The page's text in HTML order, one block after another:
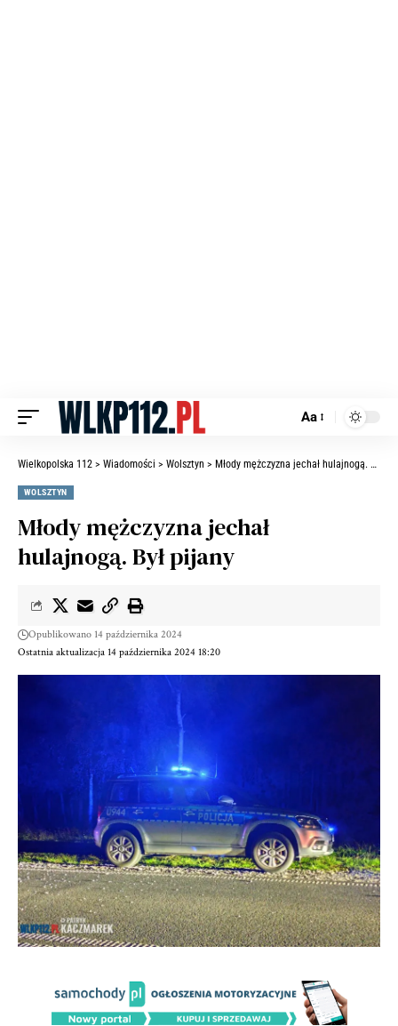
Aa
Wielkopolska 112 > Wiadomości > Wolsztyn > Młody mężczyzna jechał hulajnogą. Był pijany
WOLSZTYN
Młody mężczyzna jechał
hulajnogą. Był pijany
Ostatnia aktualizacja 14 października 2024 18:20
Opublikowano 14 października 2024